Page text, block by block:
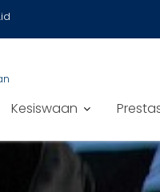
Kesiswaan